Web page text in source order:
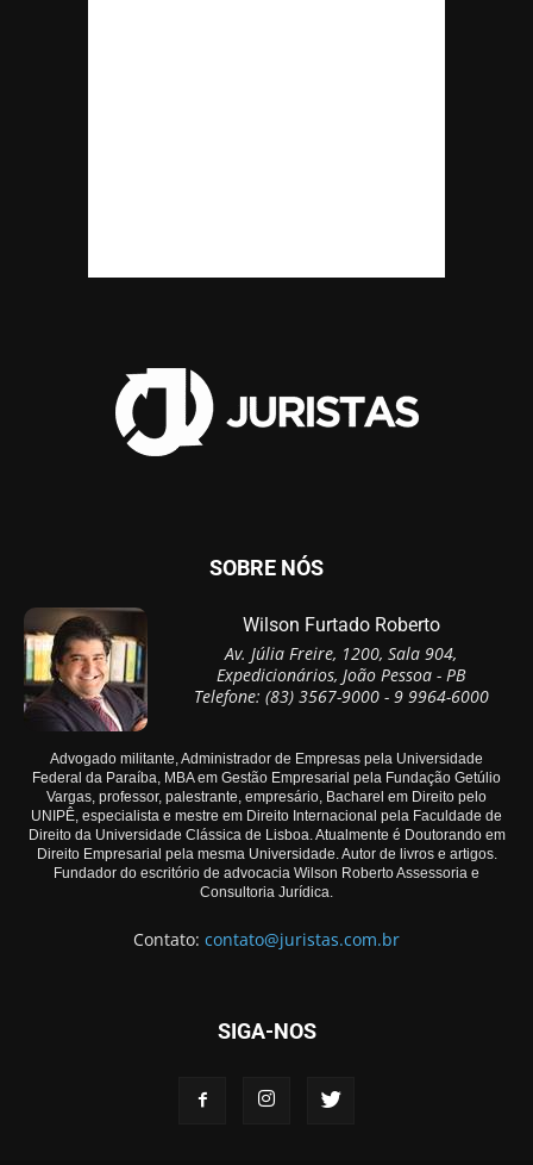
SOBRE NÓS
Wilson Furtado Roberto
Av. Júlia Freire, 1200, Sala 904,
Expedicionários, João Pessoa - PB
Telefone: (83) 3567-9000 - 9 9964-6000
Advogado militante, Administrador de Empresas pela Universidade
Federal da Paraíba, MBA em Gestão Empresarial pela Fundação Getúlio
Vargas, professor, palestrante, empresário, Bacharel em Direito pelo
UNIPÊ, especialista e mestre em Direito Internacional pela Faculdade de
Direito da Universidade Clássica de Lisboa. Atualmente é Doutorando em
Direito Empresarial pela mesma Universidade. Autor de livros e artigos.
Fundador do escritório de advocacia Wilson Roberto Assessoria e
Consultoria Jurídica.
Contato: contato@juristas.com.br
SIGA-NOS